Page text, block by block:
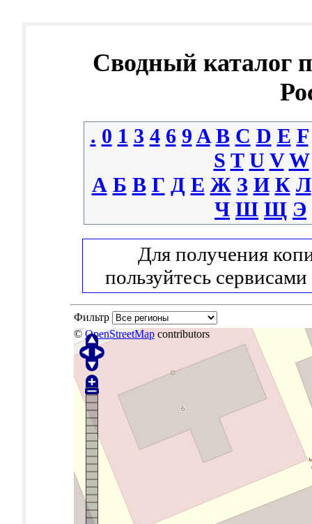
Сводный каталог
. 0 1 3 4 6 9 A B C D E F
S T U V W
А Б В Г Д Е Ж З И К Л
Ч Ш Щ Э
Для получения
пользуйтесь сервисами
Фильтр
© OpenStreetMap contributors